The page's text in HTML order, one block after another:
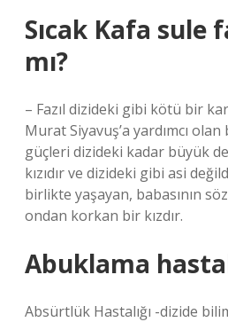
Sıcak Kafa sule
mı?
– Fazıl dizideki gibi kötü bir
Murat Siyavuş’a yardımcı olan
güçleri dizideki kadar büyük
kızıdır ve dizideki gibi asi
birlikte yaşayan, babasının
ondan korkan bir kızdır.
Abuklama
Absürtlük Hastalığı -dizide